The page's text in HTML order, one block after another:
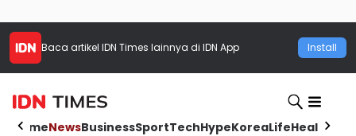
Baca artikel IDN Times lainnya di IDN App Install
HomeNewsBusinessSportTechHypeKoreaLifeHealth